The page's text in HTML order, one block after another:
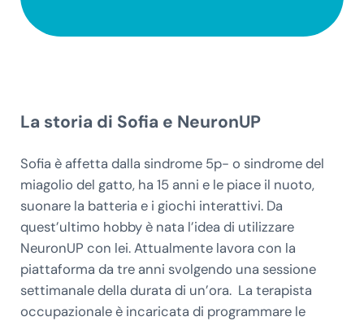
La storia di Sofia e NeuronUP
Sofia è affetta dalla sindrome 5p- o sindrome del
miagolio del gatto, ha 15 anni e le piace il nuoto,
suonare la batteria e i giochi interattivi. Da
quest’ultimo hobby è nata l’idea di utilizzare
NeuronUP con lei. Attualmente lavora con la
piattaforma da tre anni svolgendo una sessione
settimanale della durata di un’ora. La terapista
occupazionale è incaricata di programmare le